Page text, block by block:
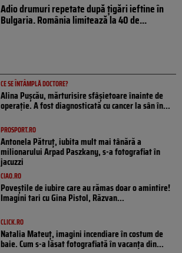
Adio drumuri repetate după țigări ieftine în
Bulgaria. România limitează la 40 de...
CE SE ÎNTÂMPLĂ DOCTORE?
Alina Pușcău, mărturisire sfâșietoare înainte de
operație. A fost diagnosticată cu cancer la sân în...
PROSPORT.RO
Antonela Pătruț, iubita mult mai tânără a
milionarului Arpad Paszkany, s-a fotografiat în
jacuzzi
CIAO.RO
Poveştile de iubire care au rămas doar o amintire!
Imagini tari cu Gina Pistol, Răzvan...
CLICK.RO
Natalia Mateuț, imagini incendiare în costum de
baie. Cum s-a lăsat fotografiată în vacanța din...